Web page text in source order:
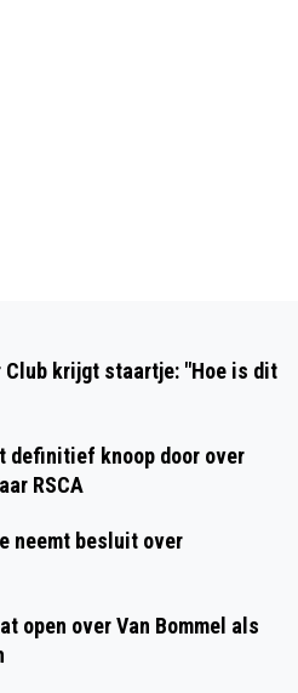
Club krijgt staartje: "Hoe is dit
definitief knoop door over
RSCA
neemt besluit over
open over Van Bommel als